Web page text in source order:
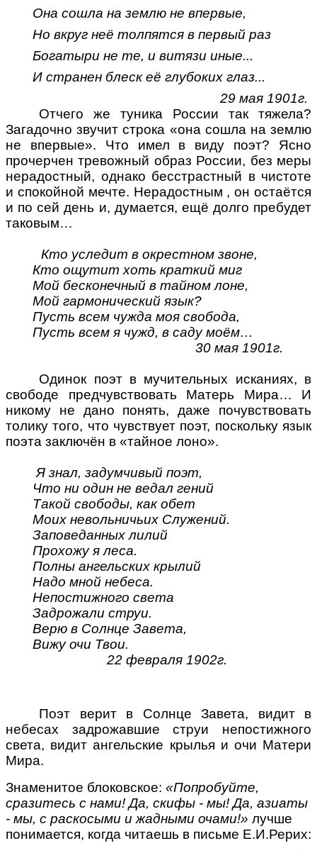
Она сошла на землю не впервые,
Но вкруг неё толпятся в первый раз
Богатыри не те, и витязи иные...
И странен блеск её глубоких глаз...
29 мая 1901г.
Отчего же туника России так тяжела?
Загадочно звучит строка «она сошла на землю
не впервые». Что имел в виду поэт? Ясно
прочерчен тревожный образ России, без меры
нерадостный, однако бесстрастный в чистоте
и спокойной мечте. Нерадостным , он остаётся
и по сей день и, думается, ещё долго пребудет
таковым…
Кто уследит в окрестном звоне,
Кто ощутит хоть краткий миг
Мой бесконечный в тайном лоне,
Мой гармонический язык?
Пусть всем чужда моя свобода,
Пусть всем я чужд, в саду моём…
30 мая 1901г.
Одинок поэт в мучительных исканиях, в
свободе предчувствовать Матерь Мира… И
никому не дано понять, даже почувствовать
толику того, что чувствует поэт, поскольку язык
поэта заключён в «тайное лоно».
Я знал, задумчивый поэт,
Что ни один не ведал гений
Такой свободы, как обет
Моих невольничьих Служений.
Заповеданных лилий
Прохожу я леса.
Полны ангельских крылий
Надо мной небеса.
Непостижного света
Задрожали струи.
Верю в Солнце Завета,
Вижу очи Твои.
22 февраля 1902г.
Поэт верит в Солнце Завета, видит в
небесах задрожавшие струи непостижного
света, видит ангельские крылья и очи Матери
Мира.
Знаменитое блоковское: «Попробуйте,
сразитесь с нами! Да, скифы - мы! Да, азиаты
- мы, с раскосыми и жадными очами!» лучше
понимается, когда читаешь в письме Е.И.Рерих: